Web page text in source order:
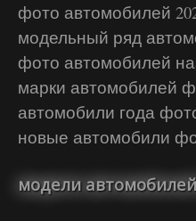
фото автомобилей
модельный ряд
фото автомобилей
марки автомобилей
автомобили года
новые автомобили
модели